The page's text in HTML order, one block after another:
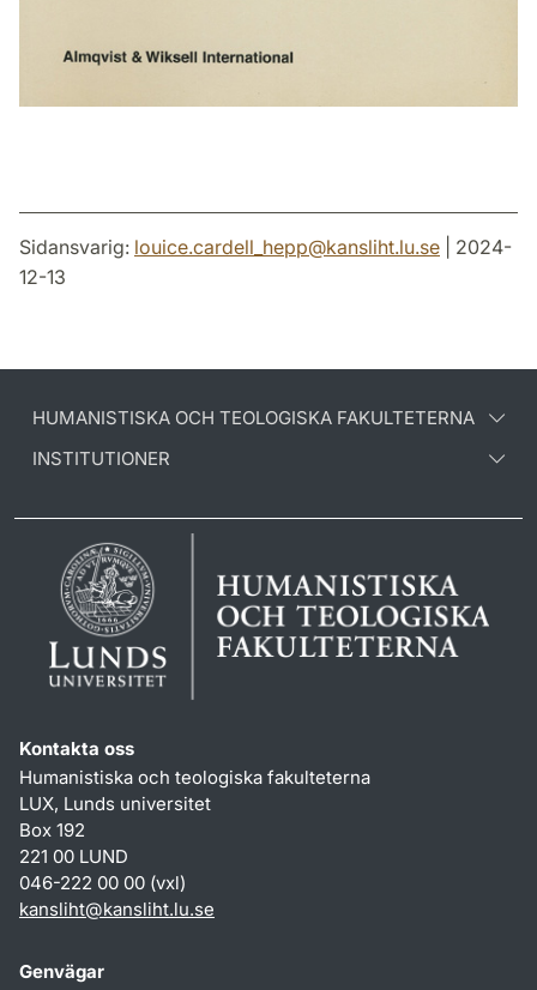
Sidansvarig: louice.cardell_hepp@kansliht.lu.se | 2024-
12-13
HUMANISTISKA OCH TEOLOGISKA FAKULTETERNA
INSTITUTIONER
Kontakta oss
Humanistiska och teologiska fakulteterna
LUX, Lunds universitet
Box 192
221 00 LUND
046-222 00 00 (vxl)
kansliht@kansliht.lu.se
Genvägar